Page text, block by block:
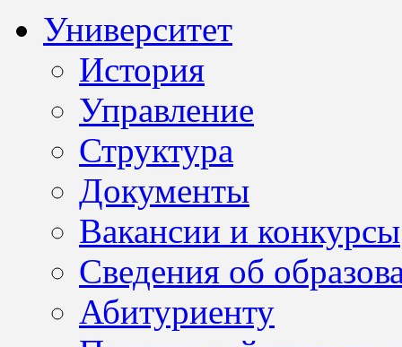
Университет
История
Управление
Структура
Документы
Вакансии и конкурсы
Сведения об
Абитуриенту